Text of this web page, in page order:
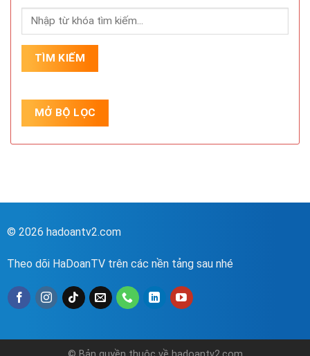
© 2026 hadoantv2.com
Theo dõi HaDoanTV trên các nền tảng sau nhé